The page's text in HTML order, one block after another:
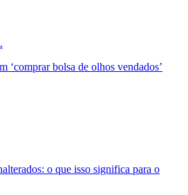
‘comprar bolsa de olhos vendados’
o que isso significa para o